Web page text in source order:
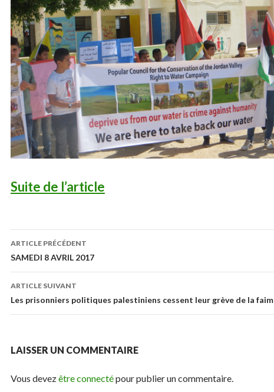
Suite de l’article
Navigation de l’article
ARTICLE PRÉCÉDENT
SAMEDI 8 AVRIL 2017
ARTICLE SUIVANT
Les prisonniers politiques palestiniens cessent leur grève de la faim
LAISSER UN COMMENTAIRE
Vous devezêtre connectépour publier un commentaire.